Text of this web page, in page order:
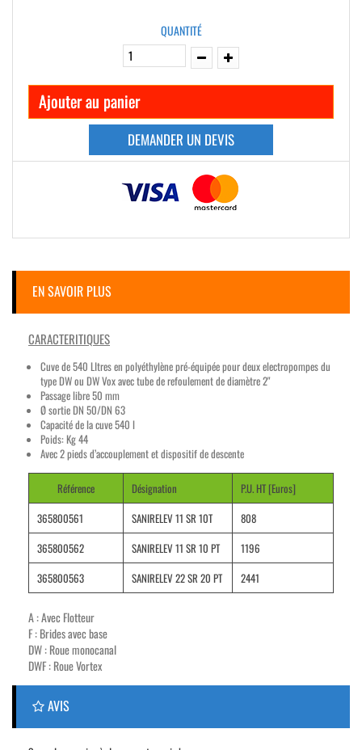
QUANTITÉ
Ajouter au panier
DEMANDER UN DEVIS
EN SAVOIR PLUS
CARACTERITIQUES
Cuve de 540 LItres en polyéthylène pré-équipée pour deux electropompes du
type DW ou DW Vox avec tube de refoulement de diamètre 2"
Passage libre 50 mm
Ø sortie DN 50/DN 63
Capacité de la cuve 540 l
Poids: Kg 44
Avec 2 pieds d’accouplement et dispositif de descente
Référence Désignation
P.U. HT [Euros]
365800561
SANIRELEV 11 SR 10T
808
365800562
SANIRELEV 11 SR 10 PT
1196
365800563
SANIRELEV 22 SR 20 PT 2441
A : Avec Flotteur
F : Brides avec base
DW : Roue monocanal
DWF : Roue Vortex
AVIS